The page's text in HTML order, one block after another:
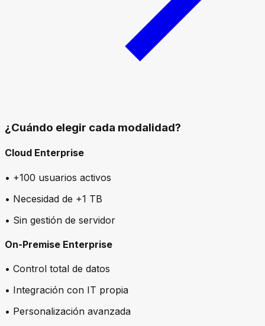
¿Cuándo elegir cada modalidad?
Cloud Enterprise
• +100 usuarios activos
• Necesidad de +1 TB
• Sin gestión de servidor
On-Premise Enterprise
• Control total de datos
• Integración con IT propia
• Personalización avanzada